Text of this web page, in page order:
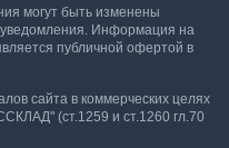
могут быть изменены
уведомления. Информация на
публичной офертой в
сайта в коммерческих целях
(ст.1259 и ст.1260 гл.70